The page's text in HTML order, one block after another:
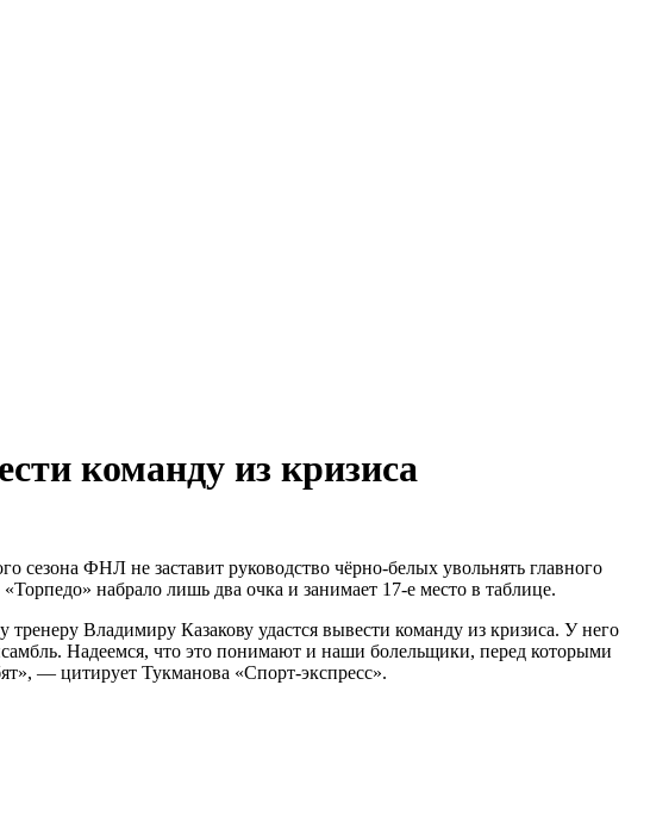
команду из кризиса
сезона ФНЛ не заставит руководство чёрно-белых увольнять главного
набрало лишь два очка и занимает 17-е место в таблице.
Владимиру Казакову удастся вывести команду из кризиса. У него
Надеемся, что это понимают и наши болельщики, перед которыми
— цитирует Тукманова «Спорт-экспресс».